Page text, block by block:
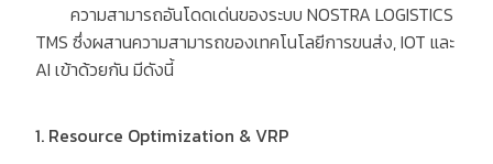
ความสามารถอันโดดเด่นของระบบ NOSTRA LOGISTICS
TMSซึ่งผสานความสามารถของเทคโนโลยีการขนส่ง, IOTและ
AIเข้าด้วยกัน มีดังนี้
1. Resource Optimization & VRP